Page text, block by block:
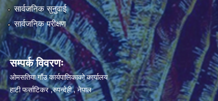
सार्वजनिक सुनुवाई
सार्वजनिक परीक्षण
सम्पर्क विवरणः
ओमसतिया गाँउ कार्यपालिकाको कार्यालय
हाटी फर्साटिकर ,रुपन्देही , नेपाल